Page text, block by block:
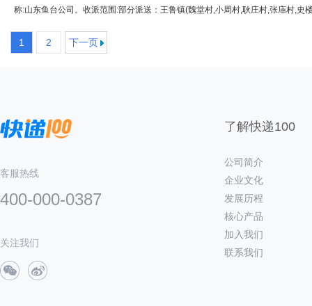
称:山东鱼台公司。收派范围:部分派送：王鲁镇(魏堂村,小周村,耿庄村,张庙村,史
1 2 下一页
客服热线
400-000-0387
关注我们
了解快递100
公司简介
企业文化
发展历程
核心产品
加入我们
联系我们